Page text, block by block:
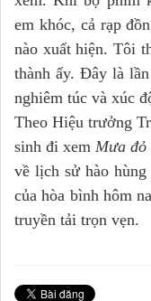
em khóc, cả rạp
nào xuất hiện. Tôi
thành ấy. Đây là
nghiêm túc và xúc
Theo Hiệu trưởng
sinh đi xem Mưa đỏ
về lịch sử hào
của hòa bình hôm
truyền tải trọn vẹn.